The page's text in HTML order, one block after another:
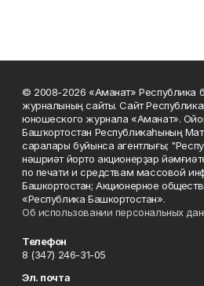
© 2008-2026 «Аманат» Республика
журналының сайты. Сайт
юношеского журнала «Аманат».
Башҡортостан Республикаһының
саралары буйынса агентлығы;
нәшриәт йорто акционерҙар
по печати и средствам массовой
Башкортостан; Акционерное
«Республика Башкортостан».
Об использовании персональных
Телефон
8 (347) 246-31-05
Эл. почта